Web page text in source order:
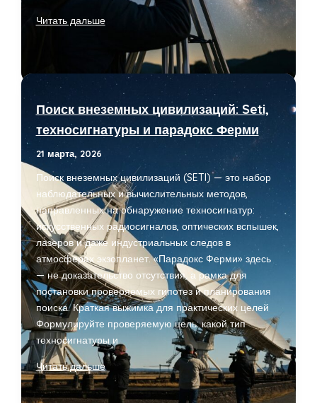
Что
небе
без
телескопа:
гид
по
созвездиям,
планетам
и
метеорам
Читать дальше
Поиск внеземных цивилизаций: Seti,
техносигнатуры и парадокс Ферми
21 марта, 2026
Поиск внеземных цивилизаций (SETI) — это набор
наблюдательных и вычислительных методов,
направленных на обнаружение техносигнатур:
искусственных радиосигналов, оптических вспышек,
лазеров и даже индустриальных следов в
атмосферах экзопланет. «Парадокс Ферми» здесь
— не доказательство отсутствия, а рамка для
постановки проверяемых гипотез и планирования
поиска. Краткая выжимка для практических целей
Формулируйте проверяемую цель: какой тип
техносигнатуры и
Поиск
внеземных
цивилизаций:
Читать дальше